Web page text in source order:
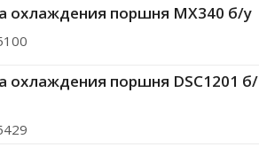
охлаждения поршня MX340 б/у
охлаждения поршня DSC1201 б/